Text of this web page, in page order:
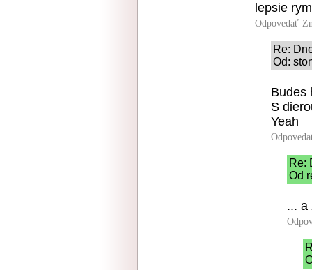
lepsie
Odpovedať
Re:
Od:
Budes
S
Yeah
Re:
Od
... a